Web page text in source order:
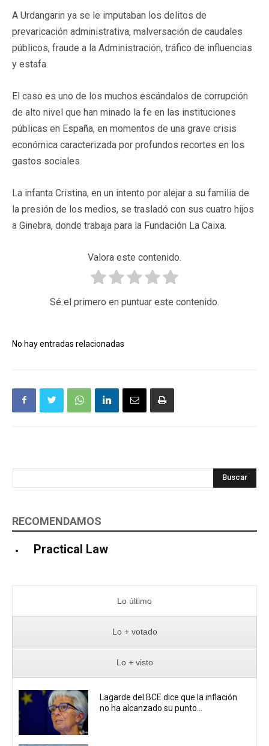
A Urdangarin ya se le imputaban los delitos de
prevaricación administrativa, malversación de caudales
públicos, fraude a la Administración, tráfico de influencias
y estafa.
El caso es uno de los muchos escándalos de corrupción
de alto nivel que han minado la fe en las instituciones
públicas en España, en momentos de una grave crisis
económica caracterizada por profundos recortes en los
gastos sociales.
La infanta Cristina, en un intento por alejar a su familia de
la presión de los medios, se trasladó con sus cuatro hijos
a Ginebra, donde trabaja para la Fundación La Caixa.
Valora este contenido.
Sé el primero en puntuar este contenido.
No hay entradas relacionadas
Buscar
RECOMENDAMOS
Practical Law
Lo último
Lo + votado
Lo + visto
Lagarde del BCE dice que la inflación
no ha alcanzado su punto...